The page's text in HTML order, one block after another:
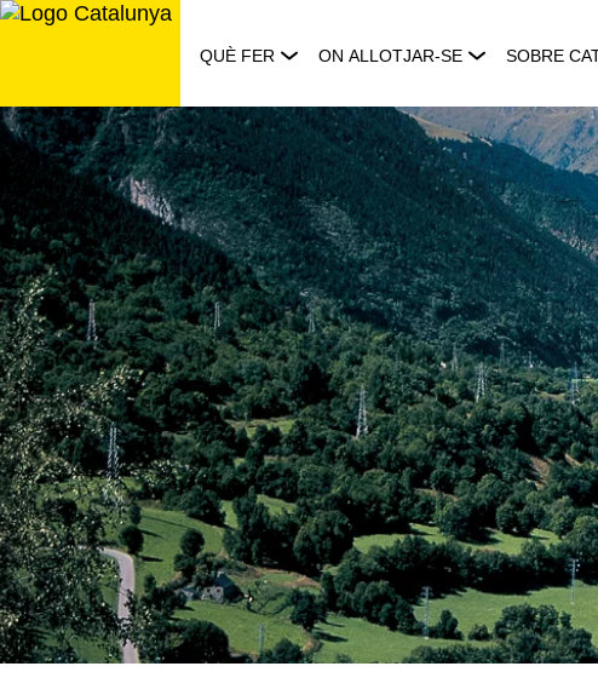
Saltar
QUÈ FER ON ALLOTJAR-SE SOBRE